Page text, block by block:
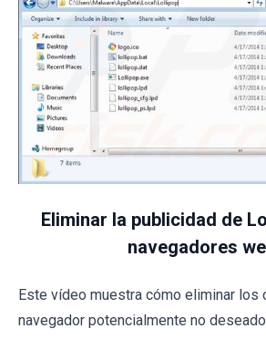
Eliminar la publicidad de
navegadores
Este vídeo muestra cómo eliminar los
navegador potencialmente no